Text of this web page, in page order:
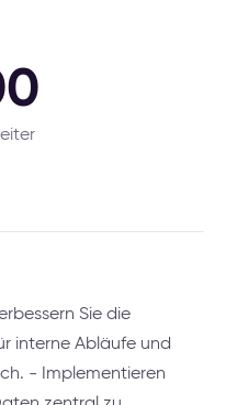
Sie die
interne Abläufe und
- Implementieren